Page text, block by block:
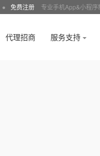
● 免费注册 专业手机App&小程
代理招商 服务支持